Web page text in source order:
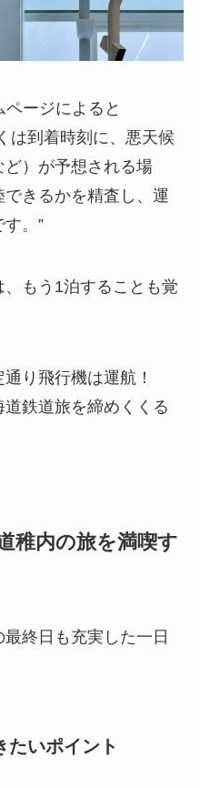
ージによると
は到着時刻に、悪天候
ど）が予想される場
きるかを精査し、運
。”
もう1泊することも覚
り飛行機は運航！
鉄道旅を締めくくる
稚内の旅を満喫す
終日も充実した一日
たいポイント